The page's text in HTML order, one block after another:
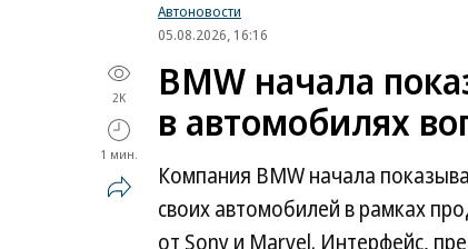
Автоновости
05.08.2026, 16:16
2K
1 мин.
BMW начала
в автомобилях
Компания BMW начала
своих автомобилей в рамках
от Sony и Marvel. Интерфейс,